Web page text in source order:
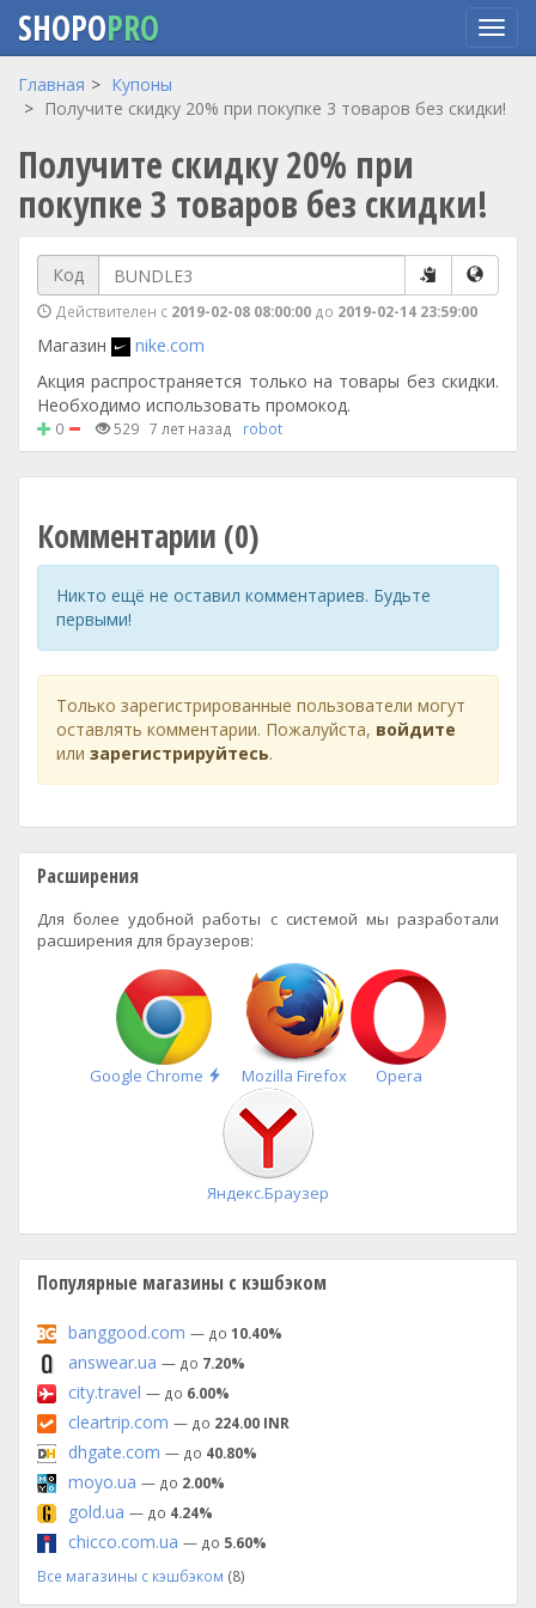
Перейти
содержанию
SHOPOPRO
Главная
Купоны
Получите скидку 20% при покупке 3 товаров без скидки!
Получите скидку 20% при
покупке 3 товаров без скидки!
Код
Действителен с 2019-02-08 08:00:00 до 2019-02-14 23:59:00
Магазин
nike.com
Акция распространяется только на товары без скидки.
Необходимо использовать промокод.
0 529 7 лет назад robot
Комментарии (0)
Никто ещё не оставил комментариев. Будьте
первыми!
Только зарегистрированные пользователи могут
оставлять комментарии. Пожалуйста, войдите
или зарегистрируйтесь.
Расширения
Для более удобной работы с системой мы разработали
расширения для браузеров:
Google Chrome
Быстрая
установка
Mozilla Firefox Opera
Яндекс.Браузер
Популярные магазины с кэшбэком
banggood.com — до 10.40%
answear.ua — до 7.20%
city.travel — до 6.00%
cleartrip.com — до 224.00 INR
dhgate.com — до 40.80%
moyo.ua — до 2.00%
gold.ua — до 4.24%
chicco.com.ua — до 5.60%
Все магазины с кэшбэком (8)